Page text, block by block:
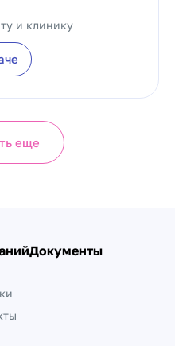
и клинику
еще
Документы